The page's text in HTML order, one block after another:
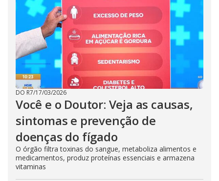
DO R7/17/03/2026
Você e o Doutor: Veja as causas,
sintomas e prevenção de
doenças do fígado
O órgão filtra toxinas do sangue, metaboliza alimentos e
medicamentos, produz proteínas essenciais e armazena
vitaminas